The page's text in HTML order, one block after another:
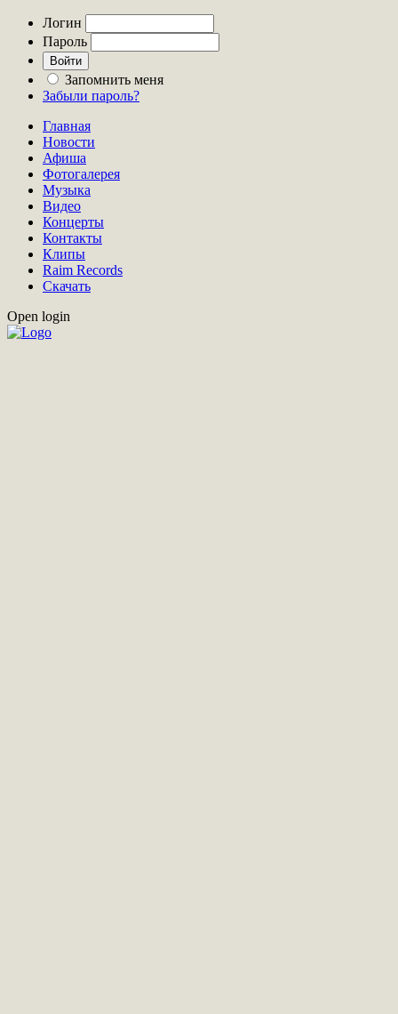
Логин
Пароль
Запомнить меня
Забыли пароль?
Главная
Новости
Афиша
Фотогалерея
Музыка
Видео
Концерты
Контакты
Клипы
Raim Records
Скачать
Open login